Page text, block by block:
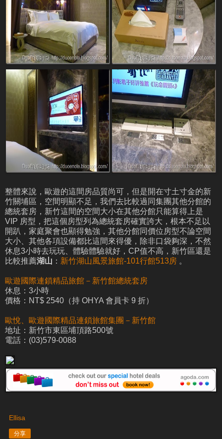
整體來說，歐遊的這間房品質尚可，但是開在寸土寸金的新
竹關埔區，空間明顯不足，我們去比較過同集團其他分館的
總統套房，新竹這間的空間大小在其他分館只能算得上是
VIP 房型，把這個房型列為總統套房確實誇大，根本不足以
開趴，家庭聚會也顯得勉強，其他分館同價位房型不論空間
大小、其他各項設備都比這間來得優，除非口袋夠深，不然
休息3小時去玩玩、體驗體驗就好，CP值不高，新竹區還是
比較推薦湖山 ： 新竹湖山風景旅館-101行館513房 。
歐遊國際連鎖精品旅館－新竹館總統套房
休息：3小時
價格：NT$ 2540（持 OHYA 會員卡 9 折）
歐悅、歐遊國際精品連鎖旅館集團－新竹館
地址：新竹市東區埔頂路500號
電話：(03)579-0088
Ellisa
分享